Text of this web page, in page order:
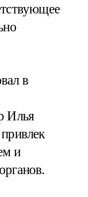
в
Илья
и